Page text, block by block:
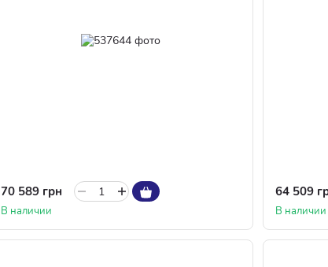
70 589 грн
В наличии
64 509
В наличии